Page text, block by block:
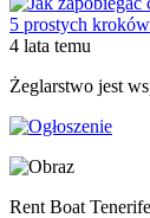
5 prostych
4 lata temu
Żeglarstwo jest
Rent Boat